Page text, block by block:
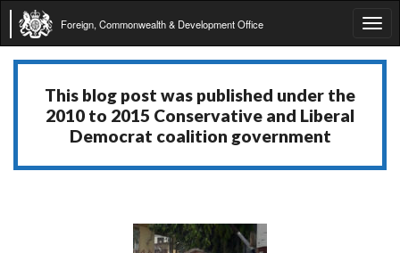
Foreign, Commonwealth & Development Office
This blog post was published under the
2010 to 2015 Conservative and Liberal
Democrat coalition government